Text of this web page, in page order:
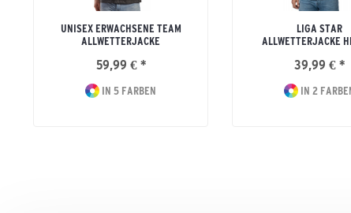
UNISEX ERWACHSENE TEAM
ALLWETTERJACKE
59,99 € *
IN 5 FARBEN
LIGA STAR
ALLWETTERJACKE
39,99 € *
IN 2